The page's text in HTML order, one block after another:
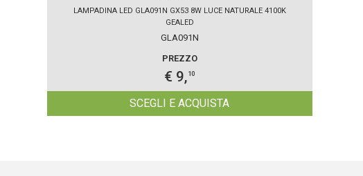
LAMPADINA LED GLA091N GX53 8W LUCE NATURALE 4100K
GEALED
GLA091N
PREZZO
€ 9,10
SCEGLI E ACQUISTA